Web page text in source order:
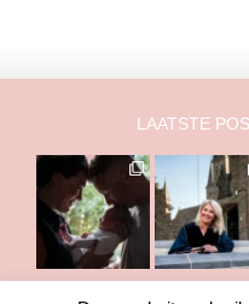
LAATSTE